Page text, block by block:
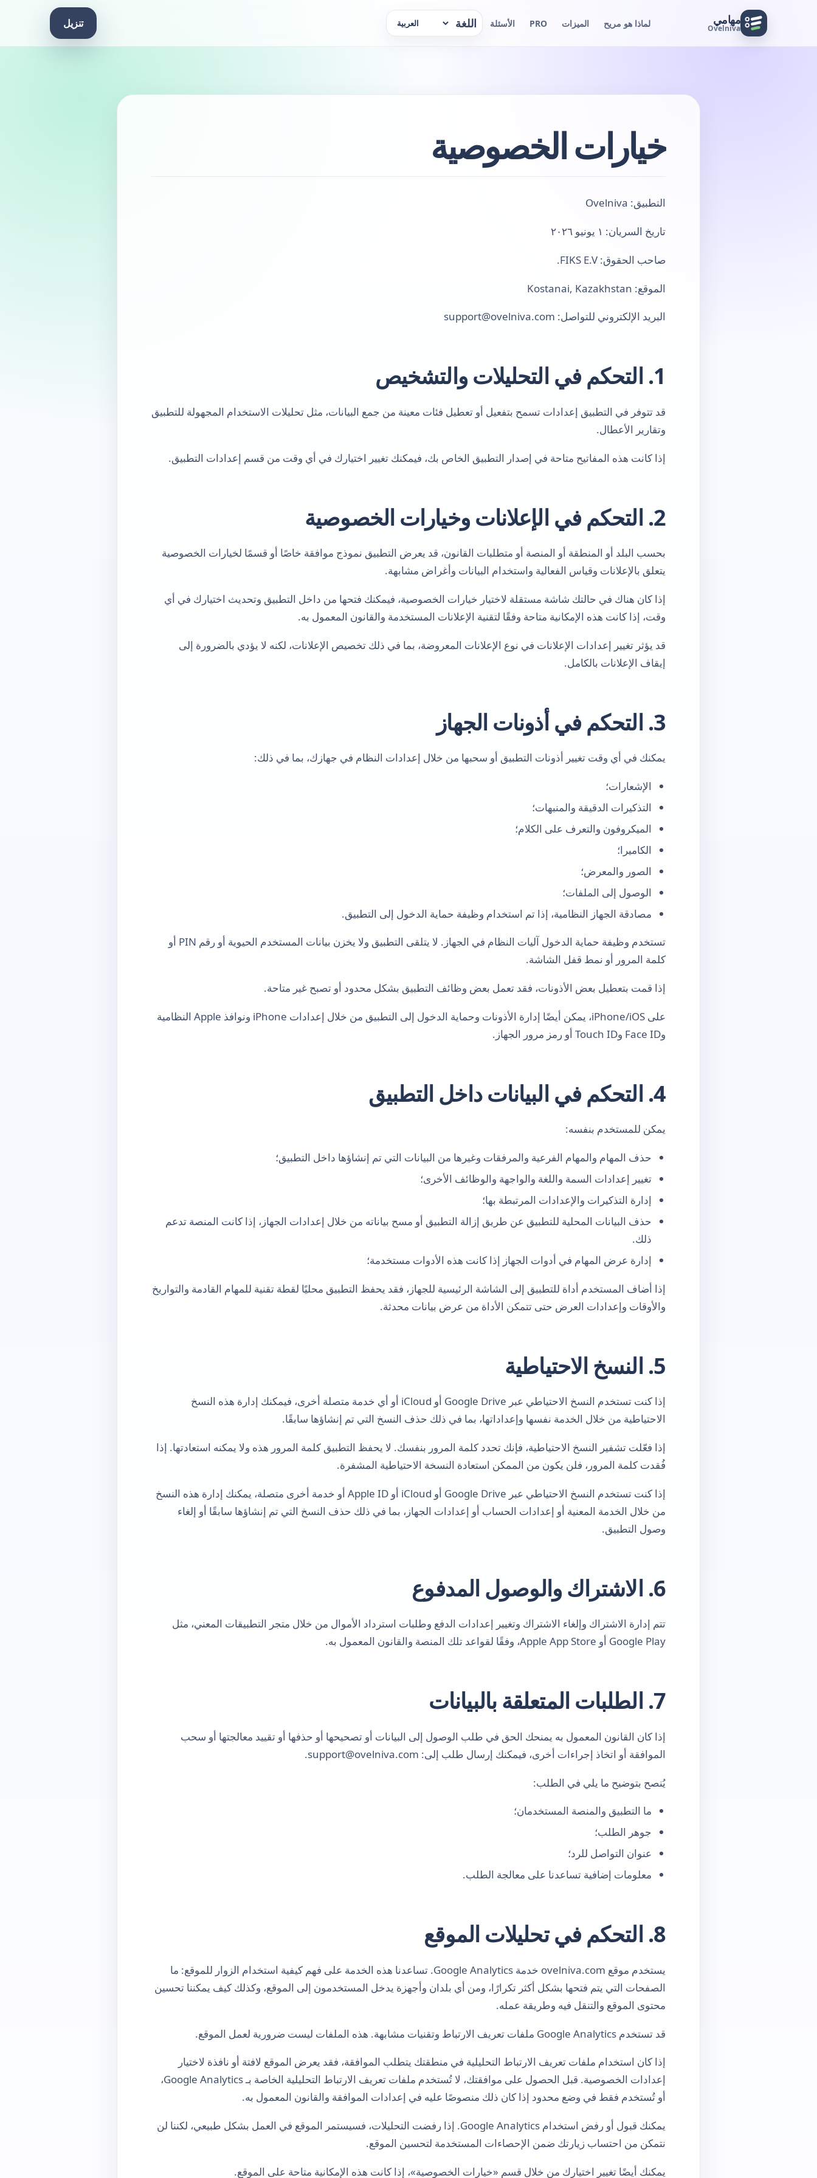
مهامي
Ovelniva لماذا هو مريح الميزات PRO الأسئلة اللغة تنزيل
خيارات الخصوصية
التطبيق: Ovelniva
تاريخ السريان: ١ يونيو ٢٠٢٦
صاحب الحقوق: FIKS E.V.
الموقع: Kostanai, Kazakhstan
البريد الإلكتروني للتواصل: support@ovelniva.com
1. التحكم في التحليلات والتشخيص
قد تتوفر في التطبيق إعدادات تسمح بتفعيل أو تعطيل فئات معينة من جمع البيانات، مثل تحليلات الاستخدام المجهولة للتطبيق
وتقارير الأعطال.
إذا كانت هذه المفاتيح متاحة في إصدار التطبيق الخاص بك، فيمكنك تغيير اختيارك في أي وقت من قسم إعدادات التطبيق.
2. التحكم في الإعلانات وخيارات الخصوصية
بحسب البلد أو المنطقة أو المنصة أو متطلبات القانون، قد يعرض التطبيق نموذج موافقة خاصًا أو قسمًا لخيارات الخصوصية
يتعلق بالإعلانات وقياس الفعالية واستخدام البيانات وأغراض مشابهة.
إذا كان هناك في حالتك شاشة مستقلة لاختيار خيارات الخصوصية، فيمكنك فتحها من داخل التطبيق وتحديث اختيارك في أي
وقت، إذا كانت هذه الإمكانية متاحة وفقًا لتقنية الإعلانات المستخدمة والقانون المعمول به.
قد يؤثر تغيير إعدادات الإعلانات في نوع الإعلانات المعروضة، بما في ذلك تخصيص الإعلانات، لكنه لا يؤدي بالضرورة إلى
إيقاف الإعلانات بالكامل.
3. التحكم في أذونات الجهاز
يمكنك في أي وقت تغيير أذونات التطبيق أو سحبها من خلال إعدادات النظام في جهازك، بما في ذلك:
الإشعارات؛
التذكيرات الدقيقة والمنبهات؛
الميكروفون والتعرف على الكلام؛
الكاميرا؛
الصور والمعرض؛
الوصول إلى الملفات؛
مصادقة الجهاز النظامية، إذا تم استخدام وظيفة حماية الدخول إلى التطبيق.
تستخدم وظيفة حماية الدخول آليات النظام في الجهاز. لا يتلقى التطبيق ولا يخزن بيانات المستخدم الحيوية أو رقم PIN أو
كلمة المرور أو نمط قفل الشاشة.
إذا قمت بتعطيل بعض الأذونات، فقد تعمل بعض وظائف التطبيق بشكل محدود أو تصبح غير متاحة.
على iPhone/iOS، يمكن أيضًا إدارة الأذونات وحماية الدخول إلى التطبيق من خلال إعدادات iPhone ونوافذ Apple النظامية
وFace ID وTouch ID أو رمز مرور الجهاز.
4. التحكم في البيانات داخل التطبيق
يمكن للمستخدم بنفسه:
حذف المهام والمهام الفرعية والمرفقات وغيرها من البيانات التي تم إنشاؤها داخل التطبيق؛
تغيير إعدادات السمة واللغة والواجهة والوظائف الأخرى؛
إدارة التذكيرات والإعدادات المرتبطة بها؛
حذف البيانات المحلية للتطبيق عن طريق إزالة التطبيق أو مسح بياناته من خلال إعدادات الجهاز، إذا كانت المنصة تدعم
ذلك.
إدارة عرض المهام في أدوات الجهاز إذا كانت هذه الأدوات مستخدمة؛
إذا أضاف المستخدم أداة للتطبيق إلى الشاشة الرئيسية للجهاز، فقد يحفظ التطبيق محليًا لقطة تقنية للمهام القادمة والتواريخ
والأوقات وإعدادات العرض حتى تتمكن الأداة من عرض بيانات محدثة.
5. النسخ الاحتياطية
إذا كنت تستخدم النسخ الاحتياطي عبر Google Drive أو iCloud أو أي خدمة متصلة أخرى، فيمكنك إدارة هذه النسخ
الاحتياطية من خلال الخدمة نفسها وإعداداتها، بما في ذلك حذف النسخ التي تم إنشاؤها سابقًا.
إذا فعّلت تشفير النسخ الاحتياطية، فإنك تحدد كلمة المرور بنفسك. لا يحفظ التطبيق كلمة المرور هذه ولا يمكنه استعادتها. إذا
فُقدت كلمة المرور، فلن يكون من الممكن استعادة النسخة الاحتياطية المشفرة.
إذا كنت تستخدم النسخ الاحتياطي عبر Google Drive أو iCloud أو Apple ID أو خدمة أخرى متصلة، يمكنك إدارة هذه النسخ
من خلال الخدمة المعنية أو إعدادات الحساب أو إعدادات الجهاز، بما في ذلك حذف النسخ التي تم إنشاؤها سابقًا أو إلغاء
وصول التطبيق.
6. الاشتراك والوصول المدفوع
تتم إدارة الاشتراك وإلغاء الاشتراك وتغيير إعدادات الدفع وطلبات استرداد الأموال من خلال متجر التطبيقات المعني، مثل
Google Play أو Apple App Store، وفقًا لقواعد تلك المنصة والقانون المعمول به.
7. الطلبات المتعلقة بالبيانات
إذا كان القانون المعمول به يمنحك الحق في طلب الوصول إلى البيانات أو تصحيحها أو حذفها أو تقييد معالجتها أو سحب
الموافقة أو اتخاذ إجراءات أخرى، فيمكنك إرسال طلب إلى: support@ovelniva.com
.
يُنصح بتوضيح ما يلي في الطلب:
ما التطبيق والمنصة المستخدمان؛
جوهر الطلب؛
عنوان التواصل للرد؛
معلومات إضافية تساعدنا على معالجة الطلب.
8. التحكم في تحليلات الموقع
يستخدم موقع ovelniva.com خدمة Google Analytics. تساعدنا هذه الخدمة على فهم كيفية استخدام الزوار للموقع: ما
الصفحات التي يتم فتحها بشكل أكثر تكرارًا، ومن أي بلدان وأجهزة يدخل المستخدمون إلى الموقع، وكذلك كيف يمكننا تحسين
محتوى الموقع والتنقل فيه وطريقة عمله.
قد تستخدم Google Analytics ملفات تعريف الارتباط وتقنيات مشابهة. هذه الملفات ليست ضرورية لعمل الموقع.
إذا كان استخدام ملفات تعريف الارتباط التحليلية في منطقتك يتطلب الموافقة، فقد يعرض الموقع لافتة أو نافذة لاختيار
إعدادات الخصوصية. قبل الحصول على موافقتك، لا تُستخدم ملفات تعريف الارتباط التحليلية الخاصة بـ Google Analytics،
أو تُستخدم فقط في وضع محدود إذا كان ذلك منصوصًا عليه في إعدادات الموافقة والقانون المعمول به.
يمكنك قبول أو رفض استخدام Google Analytics. إذا رفضت التحليلات، فسيستمر الموقع في العمل بشكل طبيعي، لكننا لن
نتمكن من احتساب زيارتك ضمن الإحصاءات المستخدمة لتحسين الموقع.
يمكنك أيضًا تغيير اختيارك من خلال قسم «خيارات الخصوصية»، إذا كانت هذه الإمكانية متاحة على الموقع.